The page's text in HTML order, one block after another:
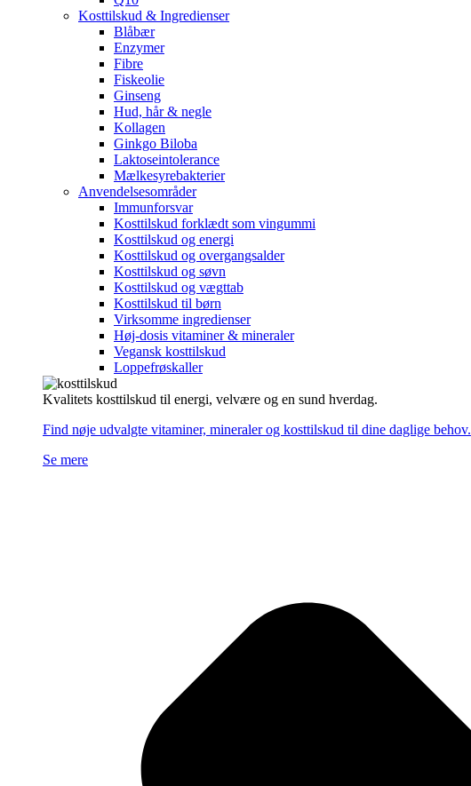
Kosttilskud & Ingredienser
Blåbær
Enzymer
Fibre
Fiskeolie
Ginseng
Hud, hår & negle
Kollagen
Ginkgo Biloba
Laktoseintolerance
Mælkesyrebakterier
Anvendelsesområder
Immunforsvar
Kosttilskud forklædt som vingummi
Kosttilskud og energi
Kosttilskud og overgangsalder
Kosttilskud og søvn
Kosttilskud og vægttab
Kosttilskud til børn
Virksomme ingredienser
Høj-dosis vitaminer & mineraler
Vegansk kosttilskud
Loppefrøskaller
Kvalitets kosttilskud til energi, velvære og en sund hverdag.
Find nøje udvalgte vitaminer, mineraler og kosttilskud til dine daglige behov.
Se mere